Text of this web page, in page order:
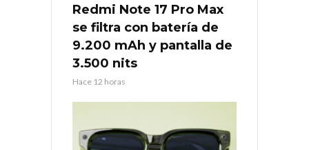
Redmi Note 17 Pro Max
se filtra con batería de
9.200 mAh y pantalla de
3.500 nits
Hace 12 horas